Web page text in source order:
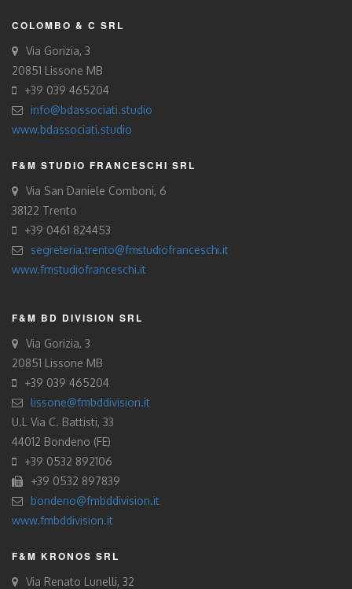
COLOMBO & C SRL
Via Gorizia, 3
20851 Lissone MB
+39 039 465204
info@bdassociati.studio
www.bdassociati.studio
F&M STUDIO FRANCESCHI SRL
Via San Daniele Comboni, 6
38122 Trento
+39 0461 824453
segreteria.trento@fmstudiofranceschi.it
www.fmstudiofranceschi.it
F&M BD DIVISION SRL
Via Gorizia, 3
20851 Lissone MB
+39 039 465204
lissone@fmbddivision.it
U.L Via C. Battisti, 33
44012 Bondeno (FE)
+39 0532 892106
+39 0532 897839
bondeno@fmbddivision.it
www.fmbddivision.it
F&M KRONOS SRL
Via Renato Lunelli, 32